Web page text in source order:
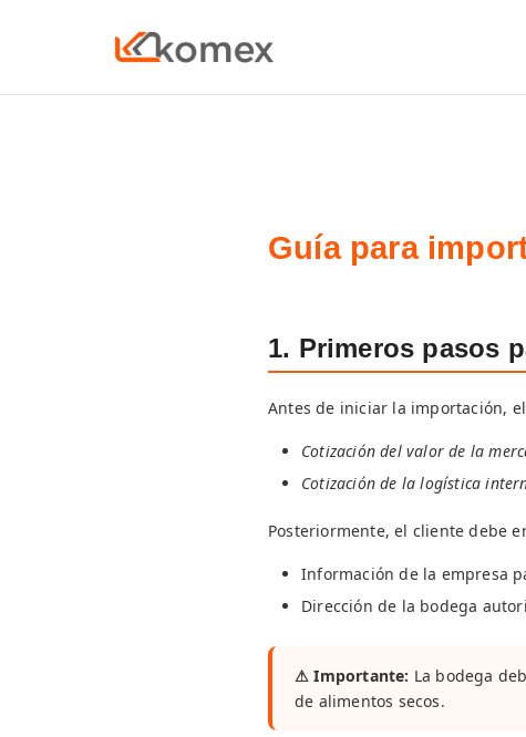
Guía para
1. Primeros pasos
Antes de iniciar la importación,
Cotización del valor de la
Cotización de la logística
Posteriormente, el cliente debe
Información de la empresa
Dirección de la bodega
⚠ Importante: La bodega
de alimentos secos.